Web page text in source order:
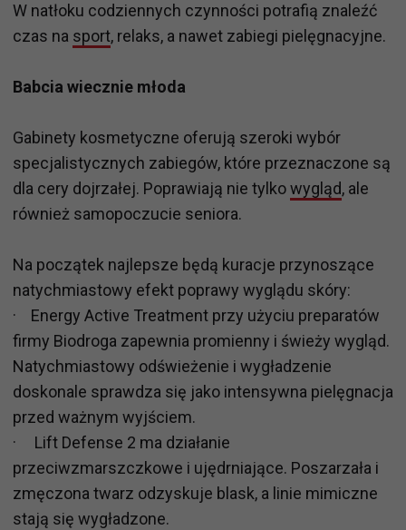
W natłoku codziennych czynności potrafią znaleźć
czas na sport, relaks, a nawet zabiegi pielęgnacyjne.
Babcia wiecznie młoda
Gabinety kosmetyczne oferują szeroki wybór
specjalistycznych zabiegów, które przeznaczone są
dla cery dojrzałej. Poprawiają nie tylkowygląd, ale
również samopoczucie seniora.
Na początek najlepsze będą kuracje przynoszące
natychmiastowy efekt poprawy wyglądu skóry:
· Energy Active Treatment przy użyciu preparatów
firmy Biodroga zapewnia promienny i świeży wygląd.
Natychmiastowy odświeżenie i wygładzenie
doskonale sprawdza się jako intensywna pielęgnacja
przed ważnym wyjściem.
· Lift Defense 2 ma działanie
przeciwzmarszczkowe i ujędrniające. Poszarzała i
zmęczona twarz odzyskuje blask, a linie mimiczne
stają się wygładzone.